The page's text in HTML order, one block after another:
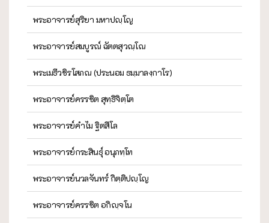
พระอาจารย์สุริยา มหาปญฺโญ
พระอาจารย์สมบูรณ์ ฉัตตสุวณฺโณ
พระเมธีวชิรโสภณ (ประนอม ธมฺมาลงฺกาโร)
พระอาจารย์ครรชิต สุทฺธิจิตฺโต
พระอาจารย์คำไม ฐิตสีโล
พระอาจารย์กระสินธุ์ อนุภทฺโท
พระอาจารย์นวลจันทร์ กิตฺติปญฺโญ
พระอาจารย์ครรชิต อกิญฺจโน